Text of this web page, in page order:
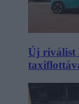
Új riválist